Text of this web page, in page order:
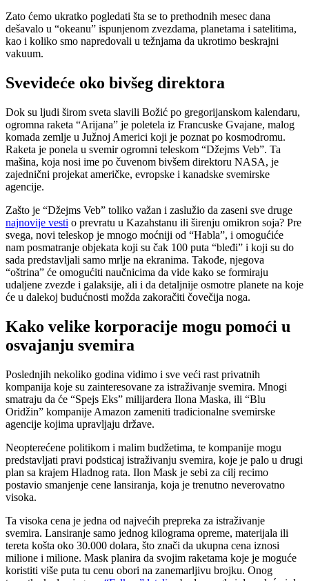
Zato ćemo ukratko pogledati šta se to prethodnih mesec dana
dešavalo u “okeanu” ispunjenom zvezdama, planetama i satelitima,
kao i koliko smo napredovali u težnjama da ukrotimo beskrajni
vakuum.
Svevideće oko bivšeg direktora
Dok su ljudi širom sveta slavili Božić po gregorijanskom kalendaru,
ogromna raketa “Arijana” je poletela iz Francuske Gvajane, malog
komada zemlje u Južnoj Americi koji je poznat po kosmodromu.
Raketa je ponela u svemir ogromni teleskom “Džejms Veb”. Ta
mašina, koja nosi ime po čuvenom bivšem direktoru NASA, je
zajednični projekat američke, evropske i kanadske svemirske
agencije.
Zašto je “Džejms Veb” toliko važan i zaslužio da zaseni sve druge
najnovije vesti o prevratu u Kazahstanu ili širenju omikron soja? Pre
svega, novi teleskop je mnogo moćniji od “Habla”, i omogućiće
nam posmatranje objekata koji su čak 100 puta “bleđi” i koji su do
sada predstavljali samo mrlje na ekranima. Takođe, njegova
“oštrina” će omogućiti naučnicima da vide kako se formiraju
udaljene zvezde i galaksije, ali i da detaljnije osmotre planete na koje
će u dalekoj budućnosti možda zakoračiti čovečija noga.
Kako velike korporacije mogu pomoći u
osvajanju svemira
Poslednjih nekoliko godina vidimo i sve veći rast privatnih
kompanija koje su zainteresovane za istraživanje svemira. Mnogi
smatraju da će “Spejs Eks” milijardera Ilona Maska, ili “Blu
Oridžin” kompanije Amazon zameniti tradicionalne svemirske
agencije kojima upravljaju države.
Neopterećene politikom i malim budžetima, te kompanije mogu
predstavljati pravi podsticaj istraživanju svemira, koje je palo u drugi
plan sa krajem Hladnog rata. Ilon Mask je sebi za cilj recimo
postavio smanjenje cene lansiranja, koja je trenutno neverovatno
visoka.
Ta visoka cena je jedna od najvećih prepreka za istraživanje
svemira. Lansiranje samo jednog kilograma opreme, materijala ili
tereta košta oko 30.000 dolara, što znači da ukupna cena iznosi
milione i milione. Mask planira da svojim raketama koje je moguće
koristiti više puta tu cenu obori na zanemarljivu brojku. Onog